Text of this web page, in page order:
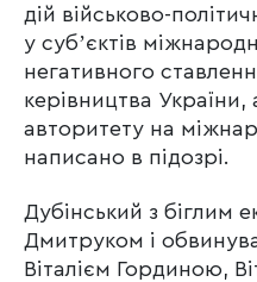
дій військово-
у субʼєктів
негативного
керівництва України,
авторитету на
написано в підозрі.
Дубінський з біглим
Дмитруком і
Віталієм Гординою,